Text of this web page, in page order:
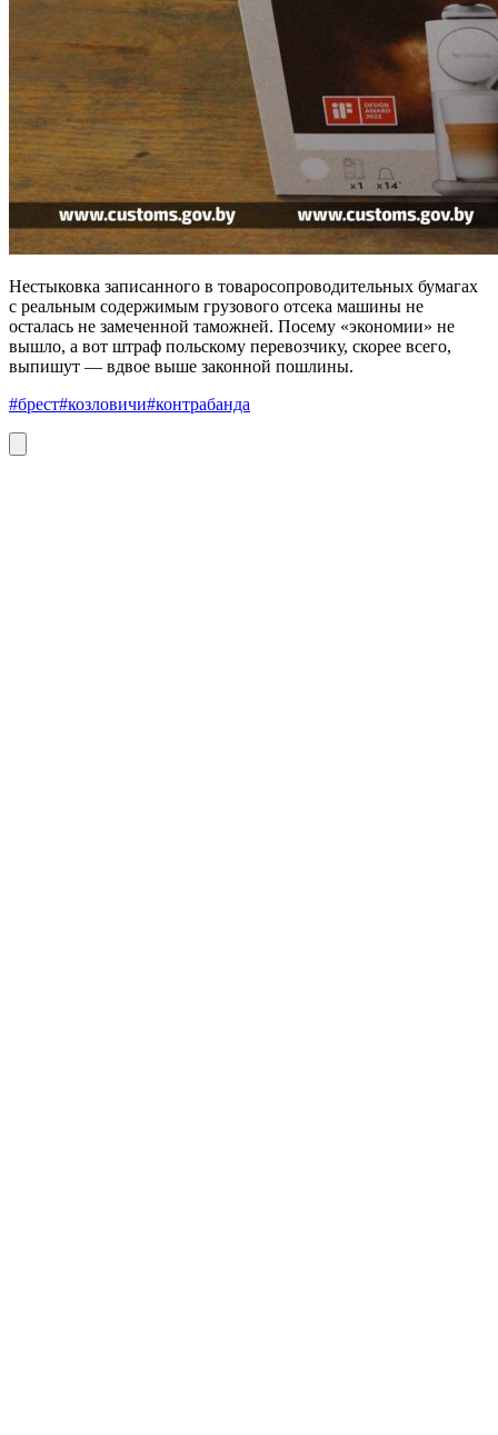
Нестыковка записанного в товаросопроводительных бумагах
с реальным содержимым грузового отсека машины не
осталась не замеченной таможней. Посему «экономии» не
вышло, а вот штраф польскому перевозчику, скорее всего,
выпишут — вдвое выше законной пошлины.
#брест#козловичи#контрабанда